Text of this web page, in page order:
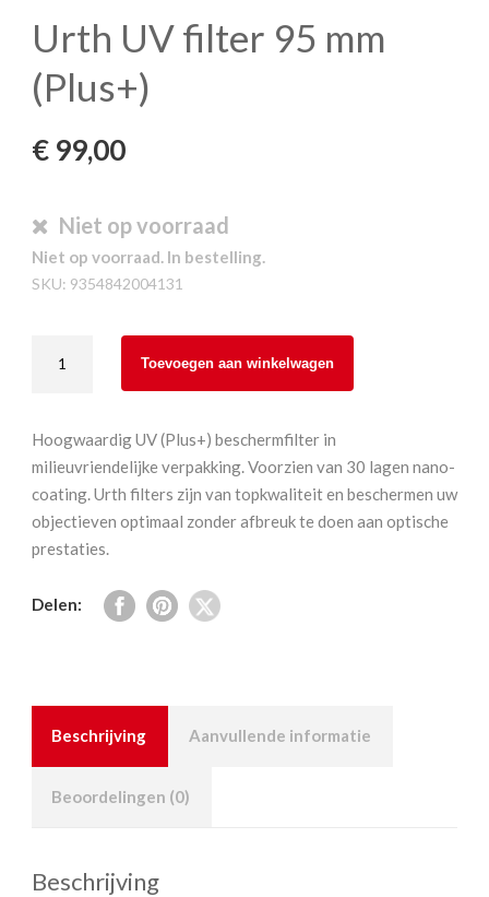
Urth UV filter 95 mm
(Plus+)
€ 99,00
Niet op voorraad
Niet op voorraad. In bestelling.
SKU: 9354842004131
95
mm
(Plus+)
aantal
Toevoegen aan winkelwagen
Hoogwaardig UV (Plus+) beschermfilter in
milieuvriendelijke verpakking. Voorzien van 30 lagen nano-
coating. Urth filters zijn van topkwaliteit en beschermen uw
objectieven optimaal zonder afbreuk te doen aan optische
prestaties.
Delen:
Beschrijving Aanvullende informatie
Beoordelingen (0)
Beschrijving